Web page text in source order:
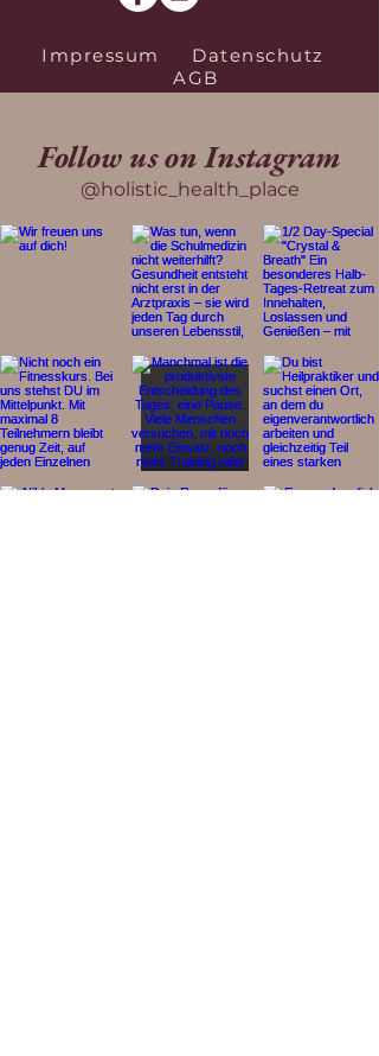
Impressum
Datenschutz
AGB
Follow us on Instagram
@holistic_health_place